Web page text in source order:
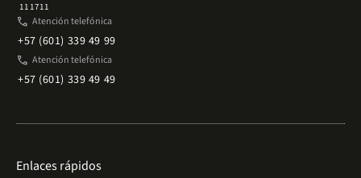
111711
phone Atención telefónica
+57 (601) 339 49 99
phone Atención telefónica
+57 (601) 339 49 49
Enlaces rápidos